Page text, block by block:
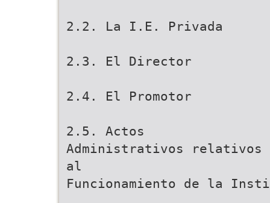
2.2. La I.E. Privada
2.3. El Director
2.4. El Promotor
2.5. Actos
Administrativos relativos
al
Funcionamiento de la